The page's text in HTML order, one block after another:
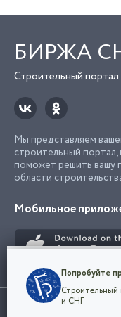
БИРЖА
Строительный портал
Мы представляем
строительный
поможет решить вашу
области
Мобильное
Использование сайта, в
Мы используем
наш сайт удобным
Попробуйте
Строительный
и СНГ